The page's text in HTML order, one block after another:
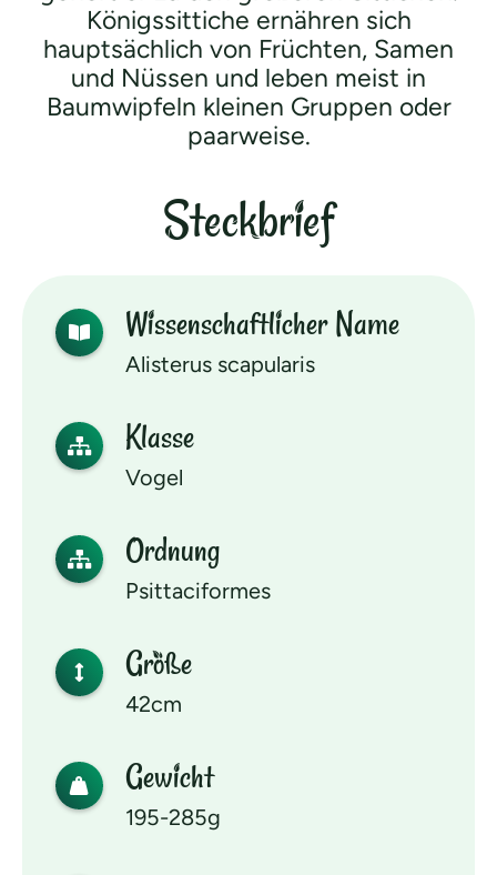
Königssittiche ernähren sich
hauptsächlich von Früchten, Samen
und Nüssen und leben meist in
Baumwipfeln kleinen Gruppen oder
paarweise.
Steckbrief
Wissen­schaftlicher Name
Alisterus scapularis
Klasse
Vogel
Ordnung
Psittaciformes
Größe
42cm
Gewicht
195-285g